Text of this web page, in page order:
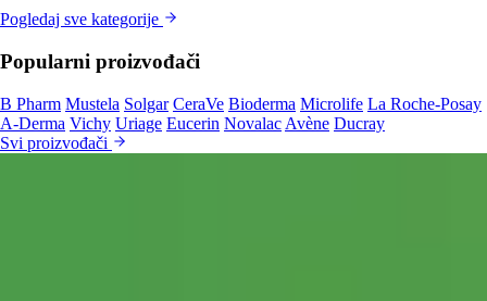
Pogledaj sve kategorije
Popularni proizvođači
B Pharm Mustela Solgar CeraVe Bioderma Microlife La Roche-Posay
A-Derma Vichy Uriage Eucerin Novalac Avène Ducray
Svi proizvođači